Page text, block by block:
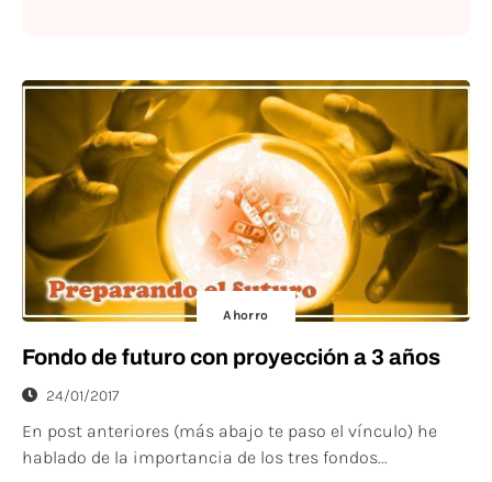
Ahorro
Fondo de futuro con proyección a 3 años
24/01/2017
En post anteriores (más abajo te paso el vínculo) he
hablado de la importancia de los tres fondos...